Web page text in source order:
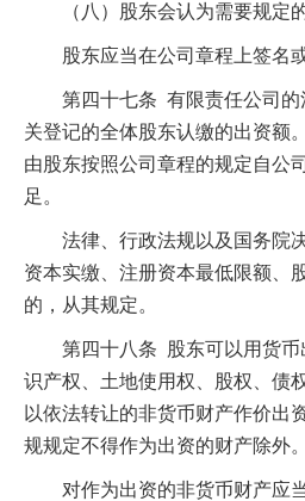
（八）股东会认为需要规定的
股东应当在公司章程上签名或
第四十七条 有限责任公司的
关登记的全体股东认缴的出资额
由股东按照公司章程的规定自公
足。
法律、行政法规以及国务院
资本实缴、注册资本最低限额、
的，从其规定。
第四十八条 股东可以用货币
识产权、土地使用权、股权、债
以依法转让的非货币财产作价出
规规定不得作为出资的财产除外。
对作为出资的非货币财产应当